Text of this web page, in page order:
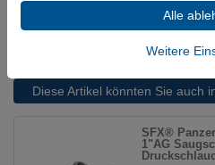
Glykolbeimischung
Diese Artikel könnten Sie auch
SFX®
1"AG
Weitere